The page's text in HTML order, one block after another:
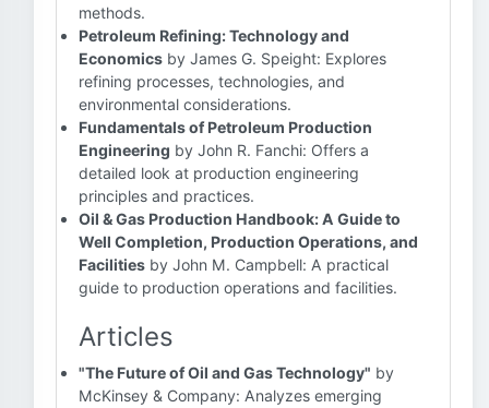
methods.
Petroleum Refining: Technology and
Economics by James G. Speight: Explores
refining processes, technologies, and
environmental considerations.
Fundamentals of Petroleum Production
Engineering by John R. Fanchi: Offers a
detailed look at production engineering
principles and practices.
Oil & Gas Production Handbook: A Guide to
Well Completion, Production Operations, and
Facilities by John M. Campbell: A practical
guide to production operations and facilities.
Articles
"The Future of Oil and Gas Technology" by
McKinsey & Company: Analyzes emerging